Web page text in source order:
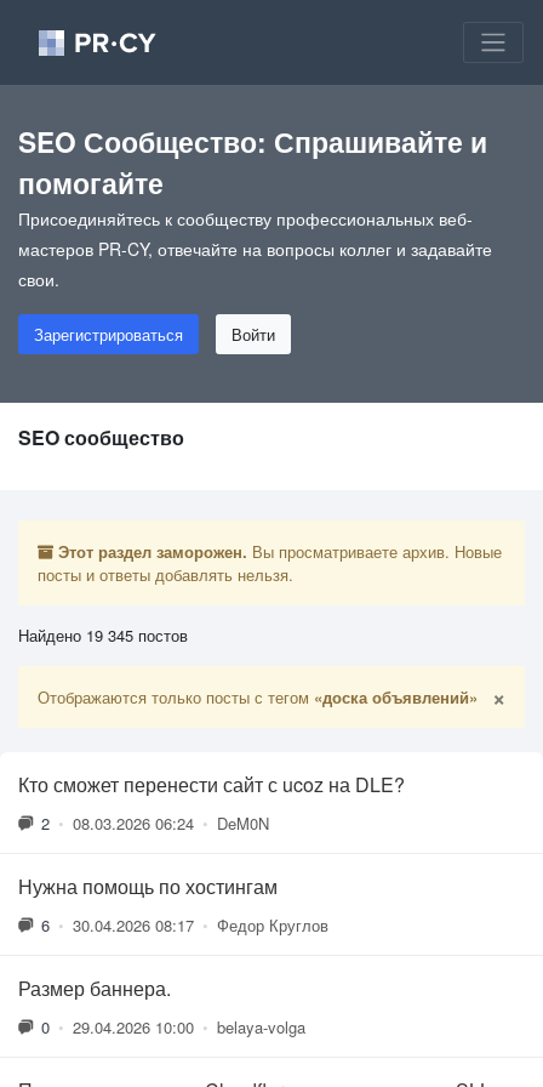
SEO Сообщество: Спрашивайте и
помогайте
Присоединяйтесь к сообществу профессиональных веб-
мастеров PR-CY, отвечайте на вопросы коллег и задавайте
свои.
Зарегистрироваться Войти
SEO сообщество
Этот раздел заморожен. Вы просматриваете архив. Новые
посты и ответы добавлять нельзя.
Найдено 19 345 постов
Отображаются только посты с тегом «доска объявлений» ×
Кто сможет перенести сайт с ucoz на DLE?
2 • 08.03.2026 06:24 • DeM0N
Нужна помощь по хостингам
6 • 30.04.2026 08:17 • Федор Круглов
Размер баннера.
0 • 29.04.2026 10:00 • belaya-volga